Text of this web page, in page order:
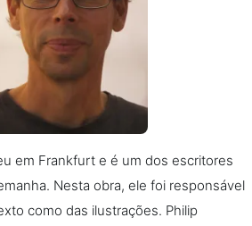
em Frankfurt e é um dos escritores
Nesta obra, ele foi responsável
como das ilustrações. Philip